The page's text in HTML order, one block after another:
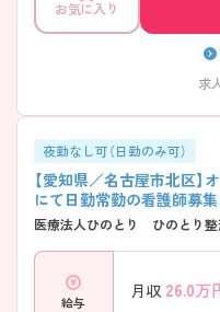
お気に入り
求
夜勤なし可（日勤のみ可）
【愛知県／名古屋市北区】
にて日勤常勤の看護師募集
医療法人ひのとり ひのとり
給与
月収 26.0万